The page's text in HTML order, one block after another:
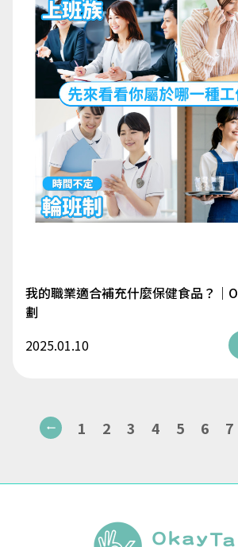
我的職業適合補充什麼保健食品？｜
劃
2025.01.10
1 2 3 4 5 6 7